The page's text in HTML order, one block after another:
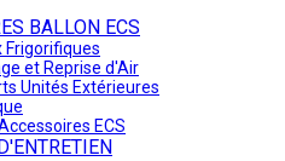
BALLON ECS
Frigorifiques
et Reprise d'Air
Unités Extérieures
ECS